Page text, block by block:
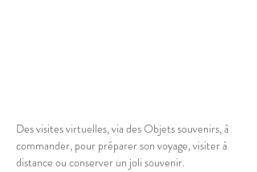
Des visites virtuelles, via des Objets souvenirs, à
commander, pour préparer son voyage, visiter à
distance ou conserver un joli souvenir.